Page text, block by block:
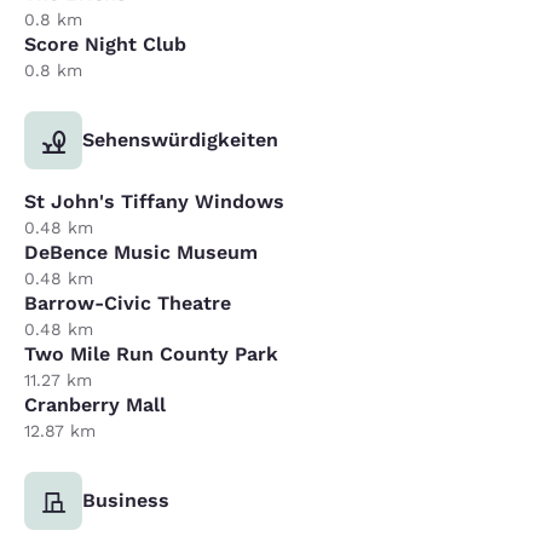
0.8 km
Score Night Club
0.8 km
Sehenswürdigkeiten
St John's Tiffany Windows
0.48 km
DeBence Music Museum
0.48 km
Barrow-Civic Theatre
0.48 km
Two Mile Run County Park
11.27 km
Cranberry Mall
12.87 km
Business